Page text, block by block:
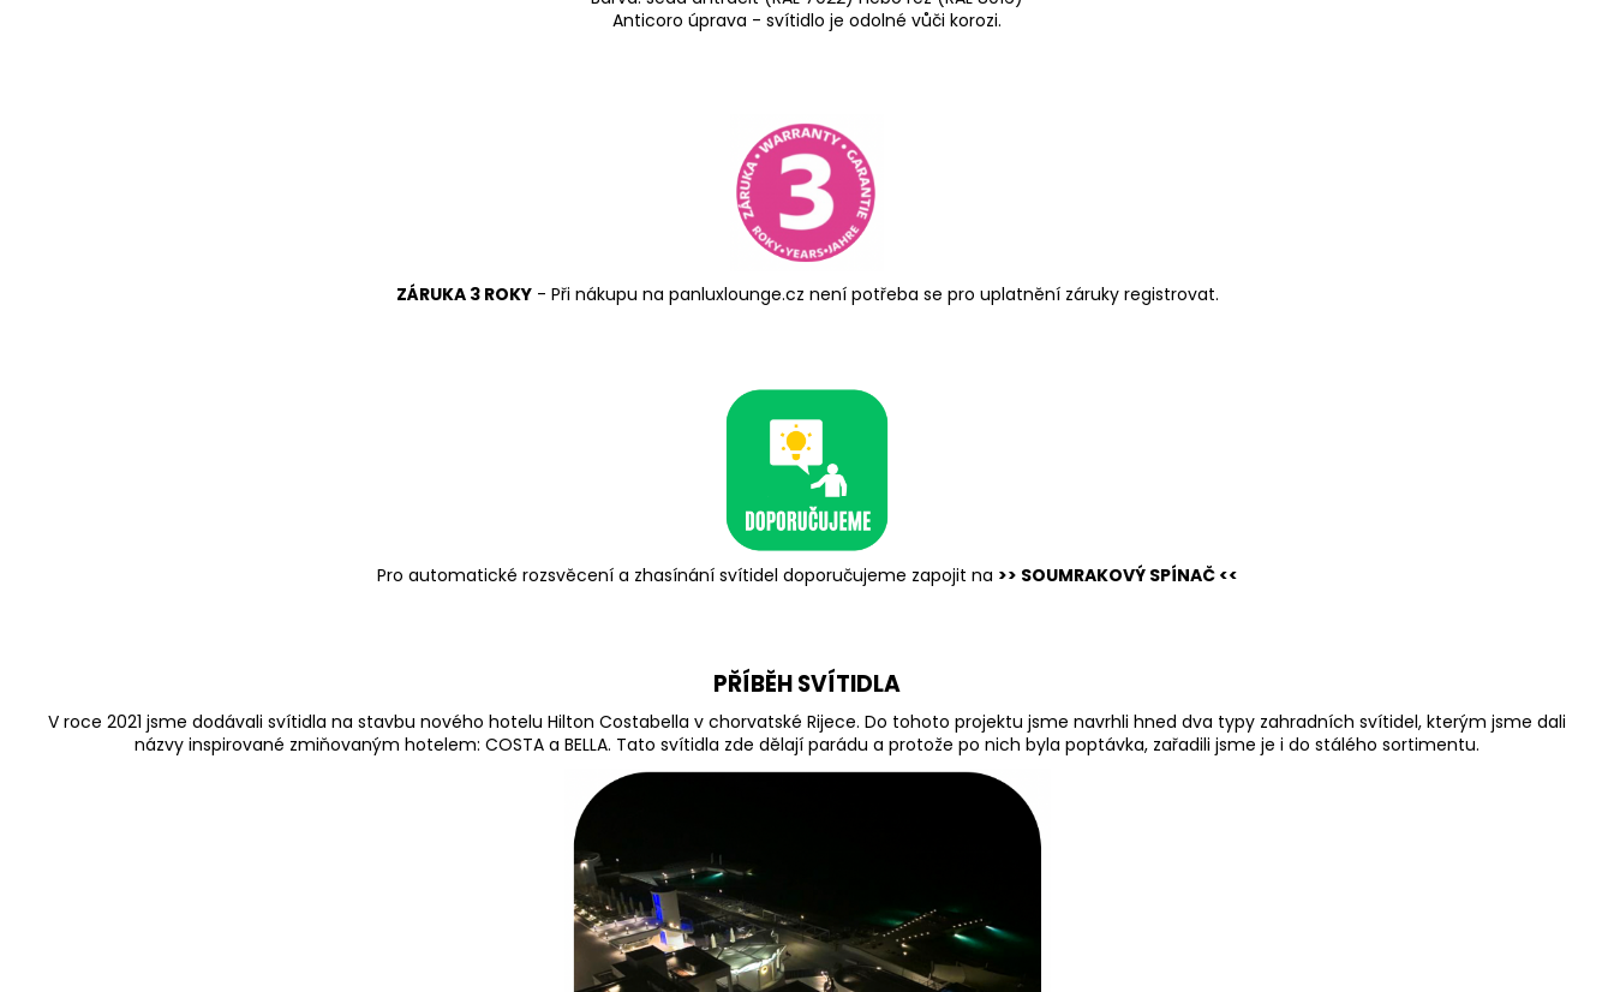
Anticoro úprava - svítidlo je odolné vůči korozi.
ZÁRUKA 3 ROKY - Při nákupu na panluxlounge.cz není potřeba se pro uplatnění záruky registrovat.
Pro automatické rozsvěcení a zhasínání svítidel doporučujeme zapojit na >> SOUMRAKOVÝ SPÍNAČ <<
PŘÍBĚH SVÍTIDLA
V roce 2021 jsme dodávali svítidla na stavbu nového hotelu Hilton Costabella v chorvatské Rijece. Do tohoto projektu jsme navrhli hned dva typy zahradních svítidel, kterým jsme dali
názvy inspirované zmiňovaným hotelem: COSTA a BELLA. Tato svítidla zde dělají parádu a protože po nich byla poptávka, zařadili jsme je i do stálého sortimentu.